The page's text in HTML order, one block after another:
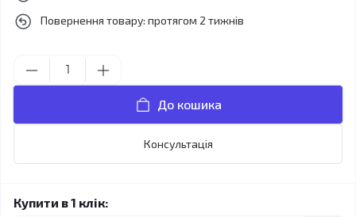
Повернення товару: протягом 2 тижнів
До кошика
Консультація
Купити в 1 клік: